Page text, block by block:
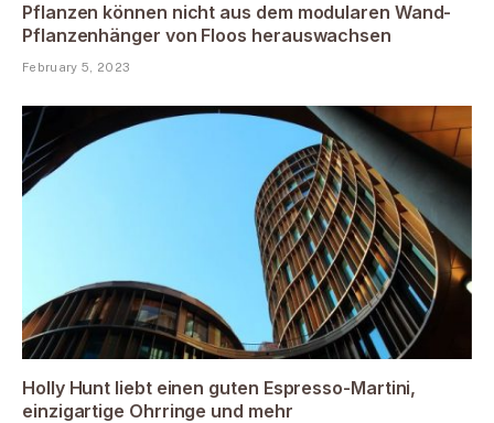
Pflanzen können nicht aus dem modularen Wand-
Pflanzenhänger von Floos herauswachsen
February 5, 2023
Holly Hunt liebt einen guten Espresso-Martini,
einzigartige Ohrringe und mehr